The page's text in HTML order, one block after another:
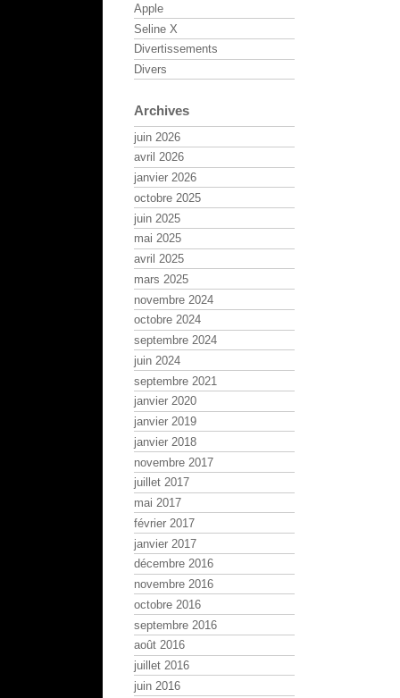
Apple
Seline X
Divertissements
Divers
Archives
juin 2026
avril 2026
janvier 2026
octobre 2025
juin 2025
mai 2025
avril 2025
mars 2025
novembre 2024
octobre 2024
septembre 2024
juin 2024
septembre 2021
janvier 2020
janvier 2019
janvier 2018
novembre 2017
juillet 2017
mai 2017
février 2017
janvier 2017
décembre 2016
novembre 2016
octobre 2016
septembre 2016
août 2016
juillet 2016
juin 2016